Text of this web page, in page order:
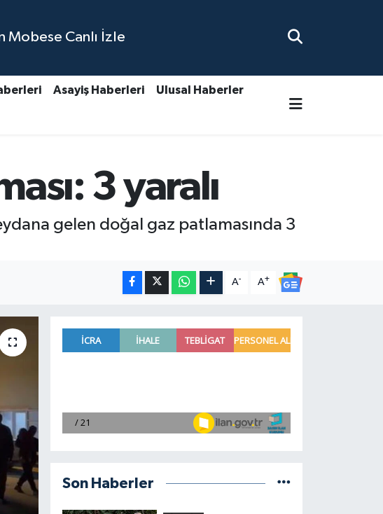
Mobese Canlı İzle
Asayiş Haberleri Ulusal Haberler
3 yaralı
gelen doğal gaz patlamasında 3
A- A+
Son Haberler